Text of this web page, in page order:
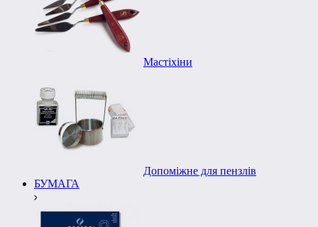
Мастіхіни
Допоміжне для пензлів
БУМАГА